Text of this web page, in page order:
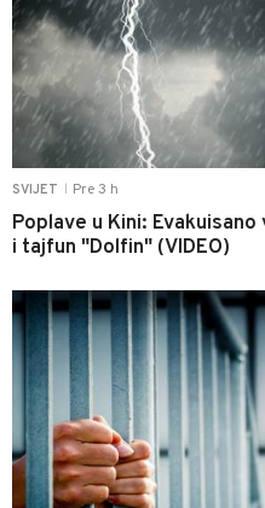
SVIJET Pre 3 h
Poplave u Kini:
i tajfun "Dolfin" (VIDEO)